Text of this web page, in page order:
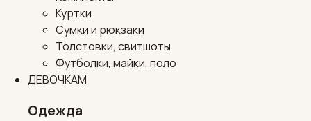
Куртки
Сумки и рюкзаки
Толстовки, свитшоты
Футболки, майки, поло
ДЕВОЧКАМ
Одежда